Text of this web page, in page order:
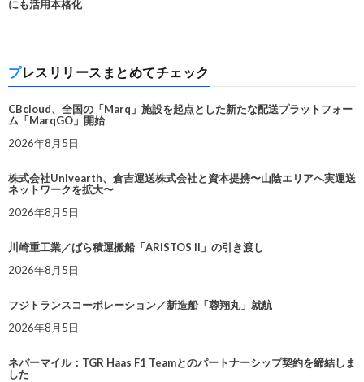
にも活用本格化
プレスリリースまとめてチェック
CBcloud、全国の「Marq」施設を起点とした新たな配送プラットフォー
ム「MarqGO」開始
2026年8月5日
株式会社Univearth、倉吉運送株式会社と資本提携〜山陰エリアへ実運送
ネットワークを拡大〜
2026年8月5日
川崎重工業／ばら積運搬船「ARISTOS II」の引き渡し
2026年8月5日
フジトランスコーポレーション／新造船「蓉翔丸」就航
2026年8月5日
ネバーマイル：TGR Haas F1 Teamとのパートナーシップ契約を締結しま
した